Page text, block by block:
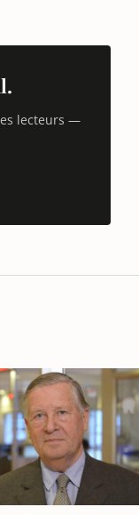
lecteurs —